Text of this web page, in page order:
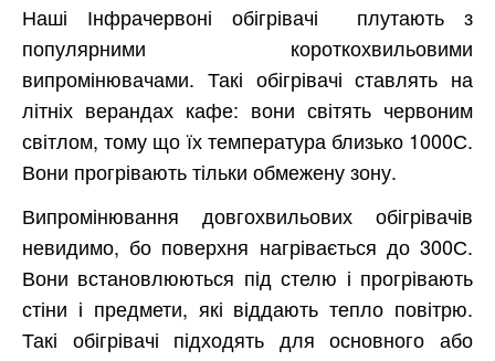
Наші Інфрачервоні обігрівачі плутають з
популярними короткохвильовими
випромінювачами. Такі обігрівачі ставлять на
літніх верандах кафе: вони світять червоним
світлом, тому що їх температура близько 1000С.
Вони прогрівають тільки обмежену зону.
Випромінювання довгохвильових обігрівачів
невидимо, бо поверхня нагрівається до 300С.
Вони встановлюються під стелю і прогрівають
стіни і предмети, які віддають тепло повітрю.
Такі обігрівачі підходять для основного або